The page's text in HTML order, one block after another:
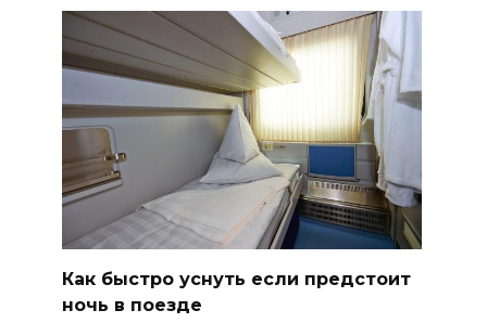
Как быстро уснуть если предстоит
ночь в поезде